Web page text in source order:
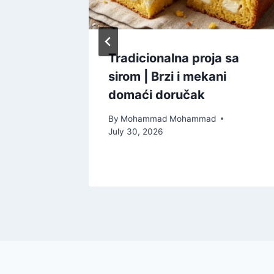
Tradicionalna proja sa
sirom | Brzi i mekani
domaći doručak
By Mohammad Mohammad
July 30, 2026